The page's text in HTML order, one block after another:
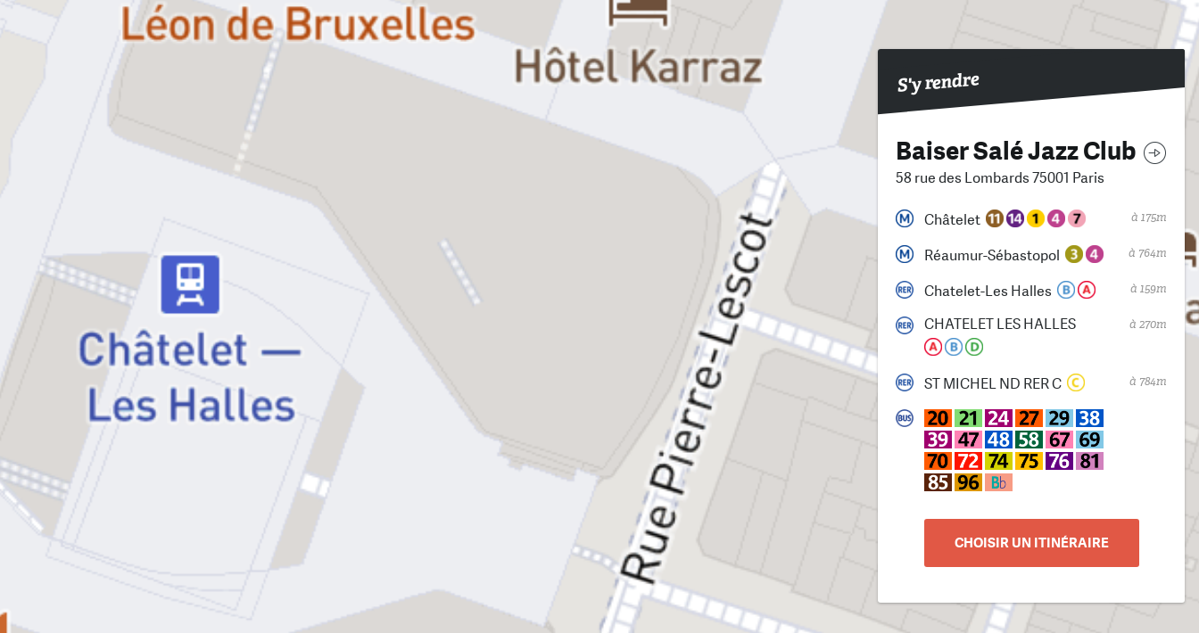
S'y rendre
Baiser Salé Jazz Club
58 rue des Lombards 75001 Paris
Châtelet à 175m
Réaumur-Sébastopol à 764m
Chatelet-Les Halles à 159m
CHATELET LES HALLES à 270m
ST MICHEL ND RER C à 784m
CHOISIR UN ITINÉRAIRE